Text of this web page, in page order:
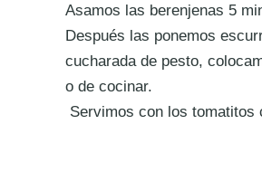
Asamos las berenjenas 5
Después las ponemos
cucharada de pesto,
o de cocinar.
Servimos con los tomatitos